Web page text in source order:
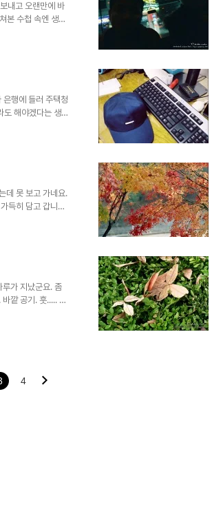
내고 오랜만에 바
본 수첩 속엔 생각
마가 책상을 깨끗
라 수리를 맡기
결국 선..
행에 들러 주택청
해야겠다는 생각
물 받았던 스크럽,
먹는다. 오랜만에
데 못 보고 가네요.
득히 담고 갑니다.
있는 건 오늘로
루가 지났군요. 좀
깥 공기. 훗..... 그
아요. 다들 감기
4